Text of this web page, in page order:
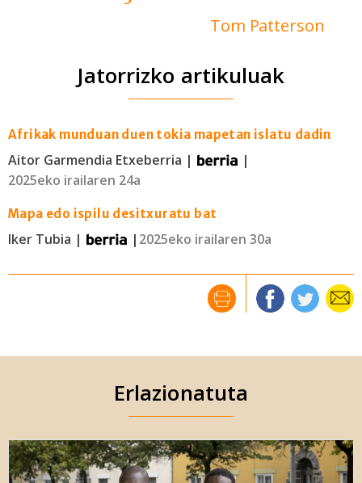
Tom Patterson
Jatorrizko artikuluak
Afrikak munduan duen tokia mapetan islatu dadin
Aitor Garmendia Etxeberria |
|
2025eko irailaren 24a
Mapa edo ispilu desitxuratu bat
Iker Tubia | | 2025eko irailaren 30a
Erlazionatuta